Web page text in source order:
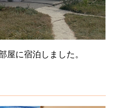
屋に宿泊しました。